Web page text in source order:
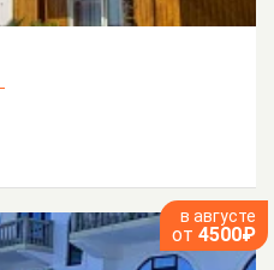
в августе
от 4500₽